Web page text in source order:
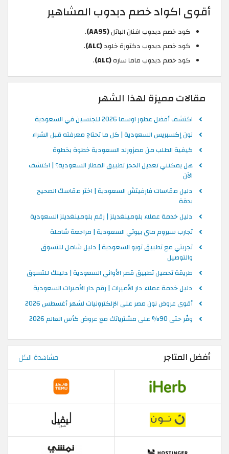
أقوى اكواد خصم دبدوب المشاهير
كود خصم دبدوب افنان الباتل(AA95)
.
كود خصم دبدوب دكتورة خلود(ALC)
.
كود خصم دبدوب ماما ساره(ALC)
.
مقالات مميزة لهذا الشهر
اكتشف أفضل عطور اوسما 2026 للجنسين في السعودية
نون إكسبريس السعودية | كل ما تحتاج معرفته قبل الشراء
كيفية الطلب من ممزورلد السعودية خطوة بخطوة
هل يمكنني تعديل الحجز تطبيق المطار السعودية؟ | اكتشف
الآن
دليل مقاسات فارفيتش السعودية | اختر مقاسك الصحيح
بدقة
دليل خدمة عملاء بلومينغديلز | رقم بلومينغديلز السعودية
تجارب سيروم ماي بيوتي السعودية | مراجعة شاملة
تجربتي مع تطبيق تويو السعودية | دليل شامل للتسوق
والتوصيل
طريقة تحميل تطبيق قصر الأواني السعودية | دليلك للتسوق
دليل خدمة عملاء دار الأميرات | رقم دار الأميرات السعودية
أقوى عروض نون مصر على الإلكترونيات لشهر أغسطس 2026
وفّر حتى 90% على مشترياتك مع عروض كأس العالم 2026
أفضل المتاجر مشاهدة الكل